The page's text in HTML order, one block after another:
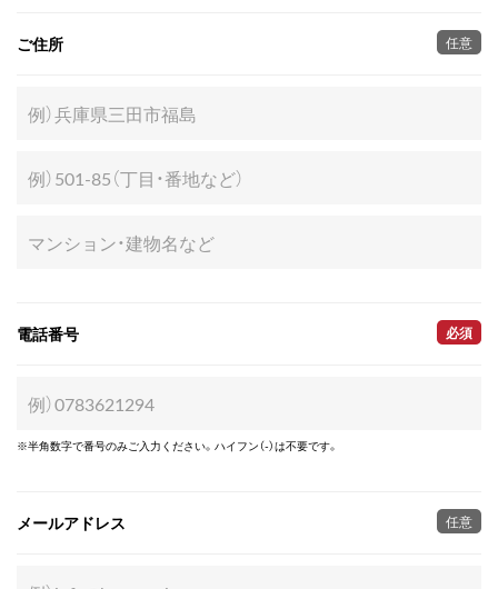
ご住所 任意
電話番号 必須
※半角数字で番号のみご入力ください。ハイフン（-）は不要です。
メールアドレス 任意